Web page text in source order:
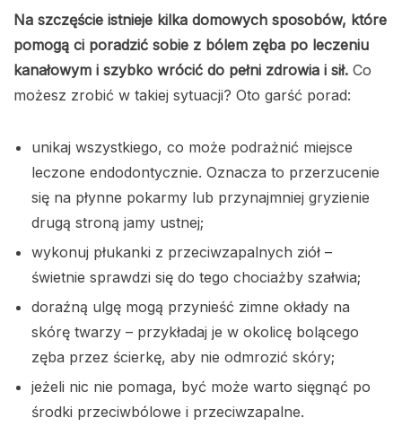
Na szczęście istnieje kilka domowych sposobów, które
pomogą ci poradzić sobie z bólem zęba po leczeniu
kanałowym i szybko wrócić do pełni zdrowia i sił. Co
możesz zrobić w takiej sytuacji? Oto garść porad:
unikaj wszystkiego, co może podrażnić miejsce
leczone endodontycznie. Oznacza to przerzucenie
się na płynne pokarmy lub przynajmniej gryzienie
drugą stroną jamy ustnej;
wykonuj płukanki z przeciwzapalnych ziół –
świetnie sprawdzi się do tego chociażby szałwia;
doraźną ulgę mogą przynieść zimne okłady na
skórę twarzy – przykładaj je w okolicę bolącego
zęba przez ścierkę, aby nie odmrozić skóry;
jeżeli nic nie pomaga, być może warto sięgnąć po
środki przeciwbólowe i przeciwzapalne.